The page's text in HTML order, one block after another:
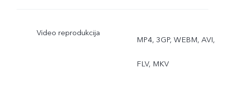
Video reprodukcija
MP4, 3GP, WEBM, AVI,
FLV, MKV